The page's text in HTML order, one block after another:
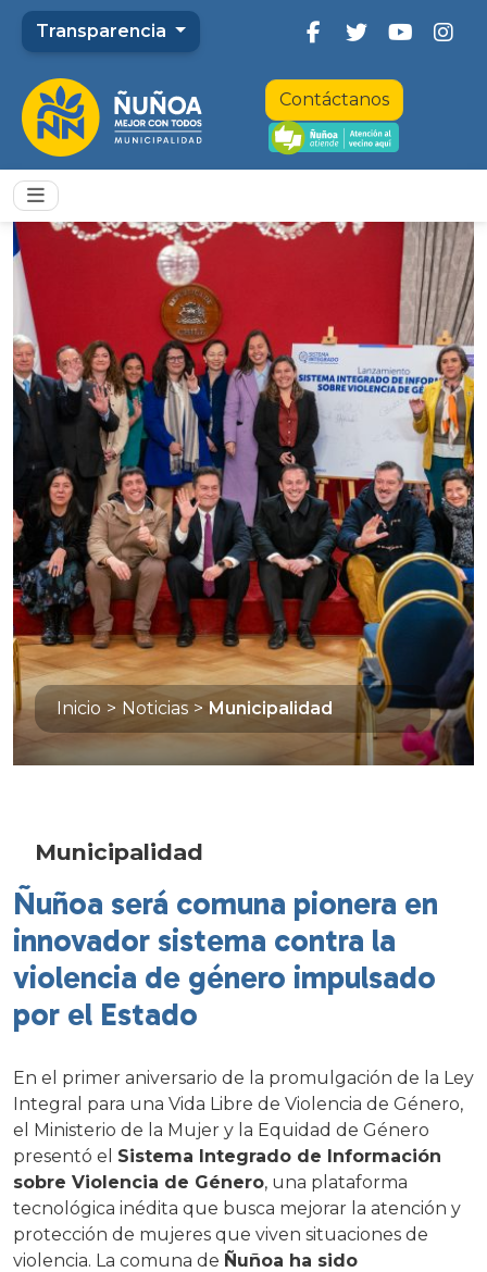
Transparencia
Contáctanos
Inicio > Noticias > Municipalidad
Municipalidad
Ñuñoa será comuna pionera en
innovador sistema contra la
violencia de género impulsado
por el Estado
En el primer aniversario de la promulgación de la Ley
Integral para una Vida Libre de Violencia de Género,
el Ministerio de la Mujer y la Equidad de Género
presentó el Sistema Integrado de Información
sobre Violencia de Género, una plataforma
tecnológica inédita que busca mejorar la atención y
protección de mujeres que viven situaciones de
violencia. La comuna de Ñuñoa ha sido